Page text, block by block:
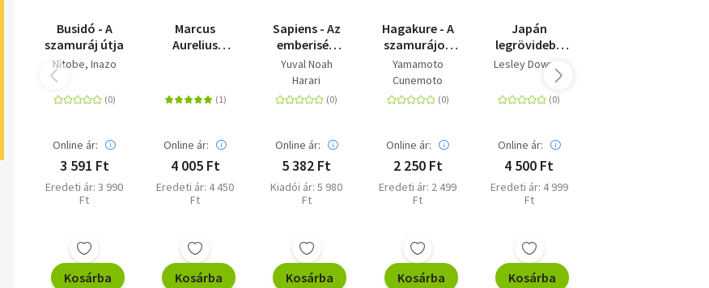
Busidó - A
szamuráj útja
Nitobe, Inazo
Online ár:
3 591 Ft
Eredeti ár: 3 990
Ft
Kosárba
Marcus
Aurelius
Cocceinas
Marcus-
Online ár:
4 005 Ft
Eredeti ár: 4 450
Ft
Kosárba
Sapiens - Az
emberiség
rövid
története -
Frissített
kiadás
Yuval Noah
Harari
Online ár:
5 382 Ft
Kiadói ár: 5 980
Ft
Kosárba
Hagakure - A
szamurájok
kódexe -
Trubadúr
Zsebkönyvek
6.
Yamamoto
Cunemoto
Online ár:
2 250 Ft
Eredeti ár: 2 499
Ft
Kosárba
Japán
legrövidebb
története
Lesley Downer
Online ár:
4 500 Ft
Eredeti ár: 4 999
Ft
Kosárba